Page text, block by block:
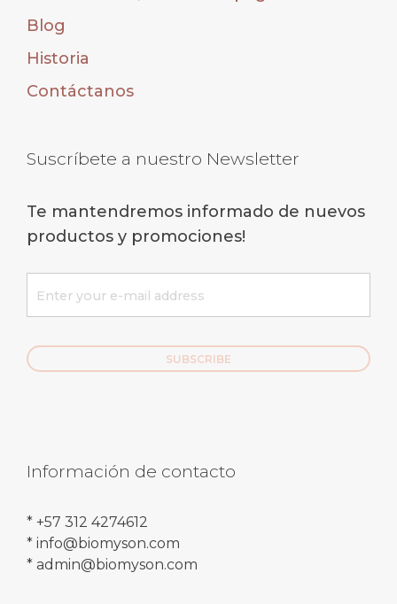
Blog
Historia
Contáctanos
Suscríbete a nuestro Newsletter
Te mantendremos informado de nuevos
productos y promociones!
Información de contacto
* +57 312 4274612
* info@biomyson.com
* admin@biomyson.com